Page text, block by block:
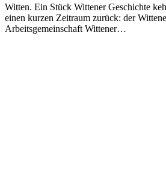
Witten. Ein Stück Wittener Geschichte
einen kurzen Zeitraum zurück: der
Arbeitsgemeinschaft Wittener…